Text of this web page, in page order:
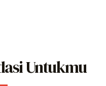
Untukmu